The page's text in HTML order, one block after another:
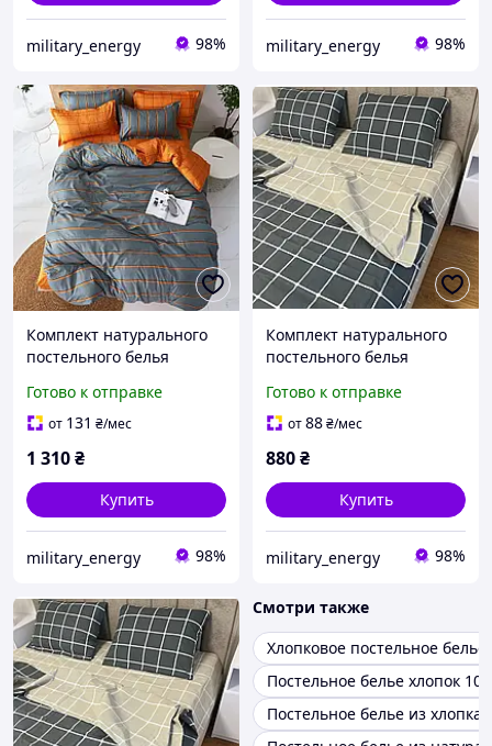
military_energy 98% military_energy 98%
Комплект натурального
постельного белья
полоски, клетка
Готово к отправке
от 131 ₴/мес
1 310₴
Купить
military_energy 98%
Комплект натурального
постельного белья
150х220 см
Готово к отправке
от88₴/мес
880₴
Купить
military_energy 98%
Смотри также
Хлопковое постельное белье
Постельное белье хлопок
Постельное белье из хлопка